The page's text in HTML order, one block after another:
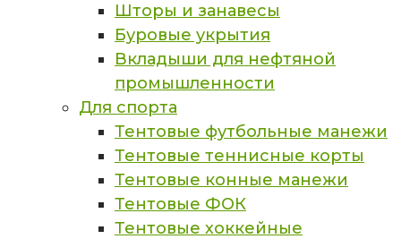
Шторы и занавесы
Буровые укрытия
Вкладыши для нефтяной
промышленности
Для спорта
Тентовые футбольные манежи
Тентовые теннисные корты
Тентовые конные манежи
Тентовые ФОК
Тентовые хоккейные